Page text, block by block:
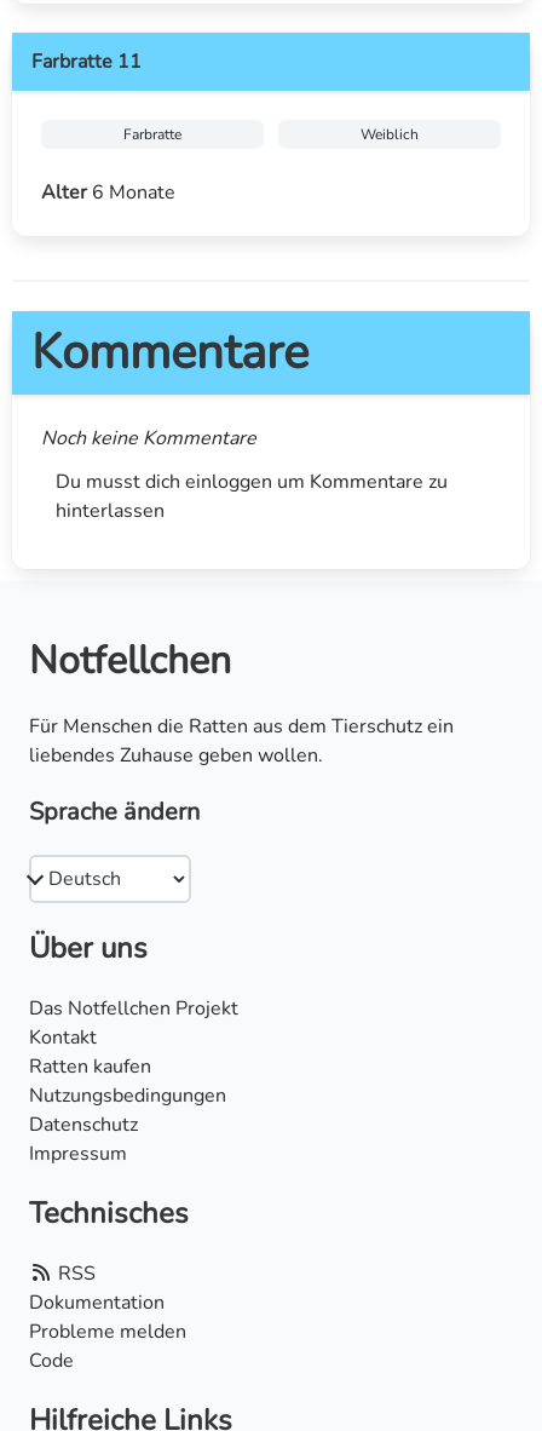
Farbratte 11
Farbratte Weiblich
Alter6 Monate
Kommentare
Noch keine Kommentare
Du musst dich einloggen um Kommentare zu
hinterlassen
Notfellchen
Für Menschen die Ratten aus dem Tierschutz ein
liebendes Zuhause geben wollen.
Sprache ändern
Über uns
Das Notfellchen Projekt
Kontakt
Ratten kaufen
Nutzungsbedingungen
Datenschutz
Impressum
Technisches
RSS
Dokumentation
Probleme melden
Code
Hilfreiche Links